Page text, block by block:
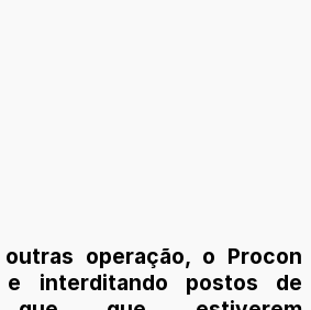
operação, o Procon
e interditando postos de